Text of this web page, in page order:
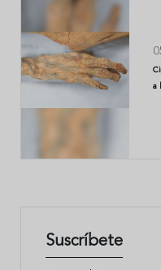
a
Suscríbete